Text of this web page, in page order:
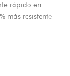
rápido en
más resistente